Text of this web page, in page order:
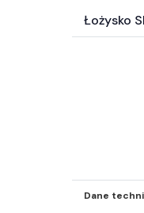
Łożysko
Dane